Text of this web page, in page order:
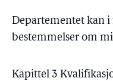
Departementet kan
bestemmelser om
Kapittel 3